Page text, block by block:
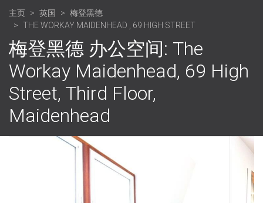
主页 英国
梅登黑德
THE WORKAY MAIDENHEAD , 69 HIGH STREET
梅登黑德 办公空间: The
Workay Maidenhead, 69 High
Street, Third Floor,
Maidenhead